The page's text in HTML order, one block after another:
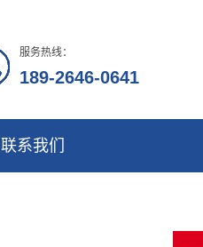
服务热线：
189-2646-0641
联系我们